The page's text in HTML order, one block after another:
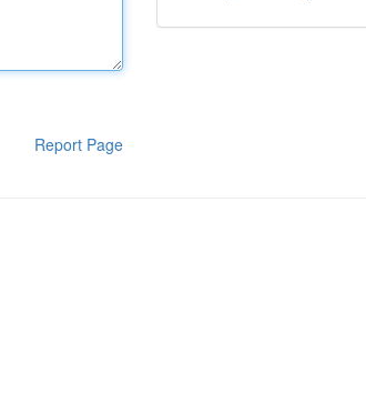
Report Page